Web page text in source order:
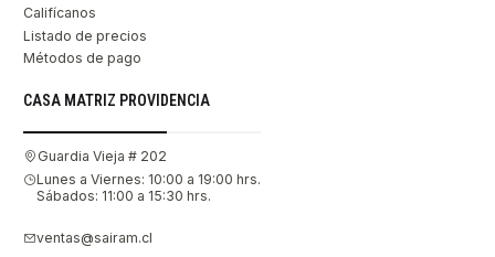
Califícanos
Listado de precios
Métodos de pago
CASA MATRIZ PROVIDENCIA
Guardia Vieja # 202
Lunes a Viernes: 10:00 a 19:00 hrs.
Sábados: 11:00 a 15:30 hrs.
ventas@sairam.cl